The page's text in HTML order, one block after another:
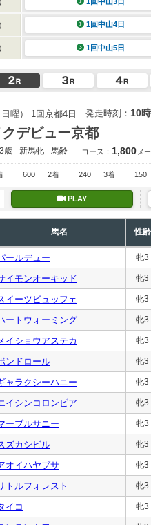
1回中山4日
1回中山5日
曜） 1回京都4日 発走時刻： 10
クデビュー京都
歳 新馬牝 馬齢 コース： 1,800 メ
600 2着 240 3着 150
PLAY
馬名 性齢
ールデュー 牝3
イモンオーキッド 牝3
イーツビュッフェ 牝3
ートウォーミング 牝3
イショウアステカ 牝3
ンドロール 牝3
ャラクシーハニー 牝3
イシンコロンビア 牝3
ーブルサニー 牝3
ズカシビル 牝3
オイハヤブサ 牝3
トルフォレスト 牝3
イコ 牝3